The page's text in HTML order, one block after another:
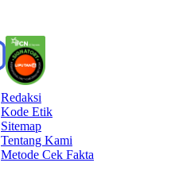
Redaksi
Kode Etik
Sitemap
Tentang Kami
Metode Cek Fakta